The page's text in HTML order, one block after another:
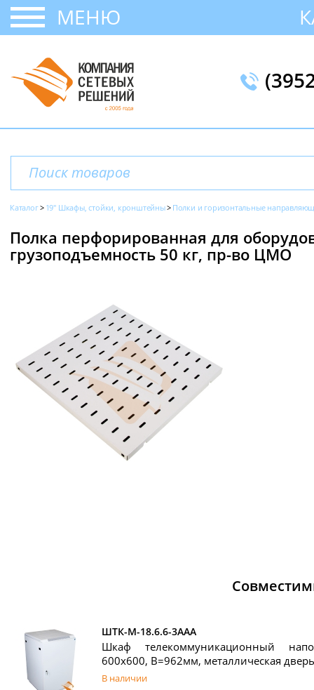
МЕНЮ
Каталог 19" Шкафы, стойки, кронштейны Полки и горизонтальные
Полка перфорированная для
грузоподъемность 50 кг, пр-во ЦМО
ШТК-М-18.6.6-3ААА
Шкаф телекоммуникационный
600x600, В=962мм, металлическая
В наличии